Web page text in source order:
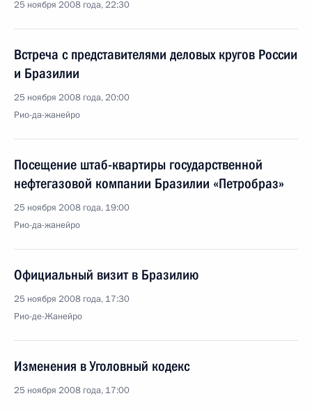
25 ноября 2008 года, 22:30
Встреча с представителями деловых кругов России
и Бразилии
25 ноября 2008 года, 20:00
Рио-да-жанейро
Посещение штаб-квартиры государственной
нефтегазовой компании Бразилии «Петробраз»
25 ноября 2008 года, 19:00
Рио-да-жанейро
Официальный визит в Бразилию
25 ноября 2008 года, 17:30
Рио-де-Жанейро
Изменения в Уголовный кодекс
25 ноября 2008 года, 17:00